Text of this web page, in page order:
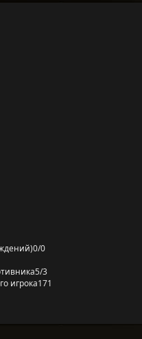
0/0
5/3
игрока171